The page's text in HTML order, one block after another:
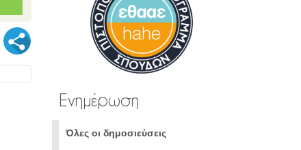
Ενημέρωση
Όλες οι δημοσιεύσεις